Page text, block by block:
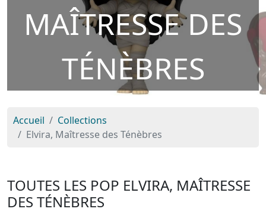
MAÎTRESSE DES
TÉNÈBRES
Accueil
Collections
Elvira, Maîtresse des Ténèbres
TOUTES LES POP ELVIRA, MAÎTRESSE
DES TÉNÈBRES